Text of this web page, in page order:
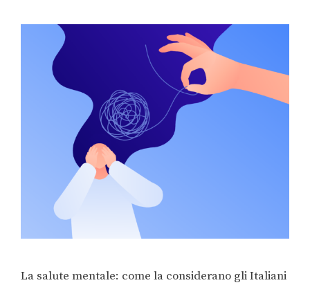
La salute mentale: come la considerano gli Italiani